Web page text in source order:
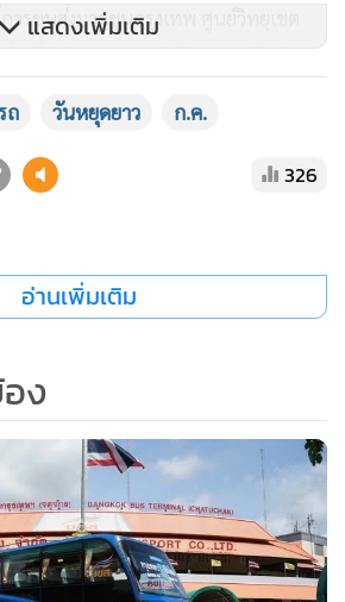
ารขนส่งมวลชนกรุงเทพ ศูนย์วิทยุเขต
วันที่ 28 กรกฎาคม-2 สิงหาคม 2566 และ
แสดงเพิ่มเติม
ถ วันหยุดยาว ก.ค.
326
อ่านเพิ่มเติม
ง